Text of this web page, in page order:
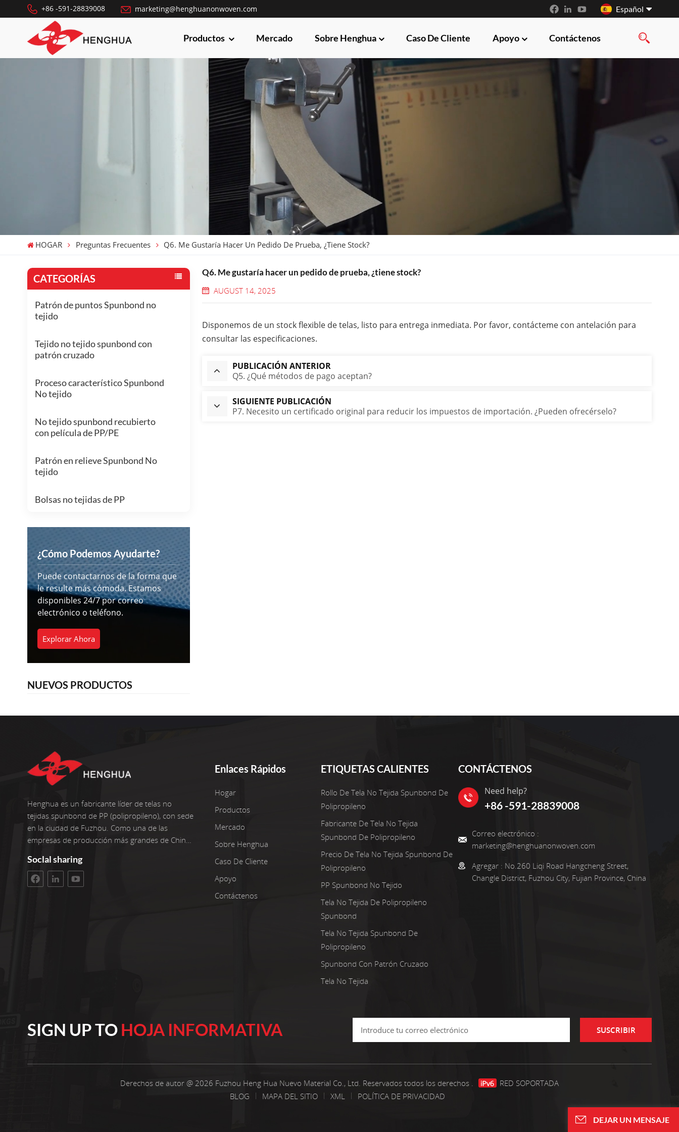
+86 -591-28839008 marketing@henghuanonwoven.com Español
Productos Mercado Sobre Henghua Caso De Cliente Apoyo Contáctenos
HOGAR Preguntas Frecuentes Q6. Me Gustaría Hacer Un Pedido De Prueba, ¿tiene Stock?
CATEGORÍAS
Patrón de puntos Spunbond no
tejido
Tejido no tejido spunbond con
patrón cruzado
Proceso característico Spunbond
No tejido
No tejido spunbond recubierto
con película de PP/PE
Patrón en relieve Spunbond No
tejido
Bolsas no tejidas de PP
¿Cómo Podemos Ayudarte?
Puede contactarnos de la forma que
le resulte más cómoda. Estamos
disponibles 24/7 por correo
electrónico o teléfono.
Explorar Ahora
NUEVOS PRODUCTOS
Q6. Me gustaría hacer un pedido de prueba, ¿tiene stock?
AUGUST 14, 2025
Disponemos de un stock flexible de telas, listo para entrega inmediata. Por favor, contácteme con antelación para
consultar las especificaciones.
PUBLICACIÓN ANTERIOR
Q5. ¿Qué métodos de pago aceptan?
SIGUIENTE PUBLICACIÓN
P7. Necesito un certificado original para reducir los impuestos de importación. ¿Pueden ofrecérselo?
Henghua es un fabricante líder de telas no
tejidas spunbond de PP (polipropileno), con sede
en la ciudad de Fuzhou. Como una de las
empresas de producción más grandes de China,
con dos reenrolladores adicionales. Nuestras
instalaciones tienen una superficie de taller de
3400 metros cuadrados. La inversión bruta
de telas no tejidas hiladas de polipropileno de
calidad, desde 10 gramos por metro cuadrado
industria del embalaje, la medicina, los textiles
Soclal sharing
Enlaces Rápidos
Hogar
Productos
Mercado
Sobre Henghua
Caso De Cliente
Apoyo
Contáctenos
ETIQUETAS CALIENTES
Rollo De Tela No Tejida Spunbond De
Polipropileno
Fabricante De Tela No Tejida
Spunbond De Polipropileno
Precio De Tela No Tejida Spunbond De
Polipropileno
PP Spunbond No Tejido
Tela No Tejida De Polipropileno
Spunbond
Tela No Tejida Spunbond De
Polipropileno
Spunbond Con Patrón Cruzado
Tela No Tejida
CONTÁCTENOS
Need help?
+86 -591-28839008
Correo electrónico :
marketing@henghuanonwoven.com
Agregar : No.260 Liqi Road Hangcheng Street,
Changle District, Fuzhou City, Fujian Province, China
SIGN UP TO HOJA INFORMATIVA SUSCRIBIR
Derechos de autor @ 2026 Fuzhou Heng Hua Nuevo Material Co., Ltd. Reservados todos los derechos .
RED SOPORTADA
BLOG
MAPA DEL SITIO XML POLÍTICA DE PRIVACIDAD
DEJAR UN MENSAJE